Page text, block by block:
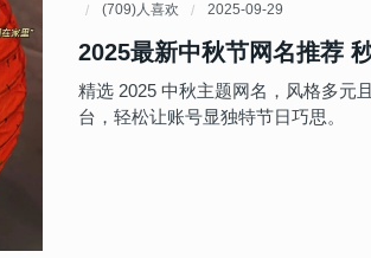
(709)人喜欢 2025-09-29
2025最新中秋节网名推荐
精选 2025 中秋主题网名，风格多元
台，轻松让账号显独特节日巧思。